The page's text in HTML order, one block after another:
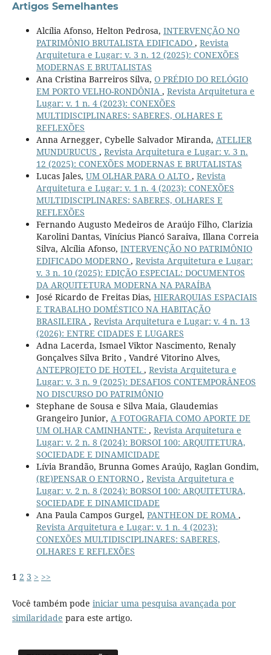
Artigos Semelhantes
Alcília Afonso, Helton Pedrosa, INTERVENÇÃO NO
PATRIMÔNIO BRUTALISTA EDIFICADO , Revista
Arquitetura e Lugar: v. 3 n. 12 (2025): CONEXÕES
MODERNAS E BRUTALISTAS
Ana Cristina Barreiros Silva, O PRÉDIO DO RELÓGIO
EM PORTO VELHO-RONDÔNIA , Revista Arquitetura e
Lugar: v. 1 n. 4 (2023): CONEXÕES
MULTIDISCIPLINARES: SABERES, OLHARES E
REFLEXÕES
Anna Arnegger, Cybelle Salvador Miranda, ATELIER
MUNDURUCUS , Revista Arquitetura e Lugar: v. 3 n.
12 (2025): CONEXÕES MODERNAS E BRUTALISTAS
Lucas Jales, UM OLHAR PARA O ALTO , Revista
Arquitetura e Lugar: v. 1 n. 4 (2023): CONEXÕES
MULTIDISCIPLINARES: SABERES, OLHARES E
REFLEXÕES
Fernando Augusto Medeiros de Araújo Filho, Clarizia
Karolini Dantas, Vinícius Piancó Saraiva, Illana Correia
Silva, Alcília Afonso, INTERVENÇÃO NO PATRIMÔNIO
EDIFICADO MODERNO , Revista Arquitetura e Lugar:
v. 3 n. 10 (2025): EDIÇÃO ESPECIAL: DOCUMENTOS
DA ARQUITETURA MODERNA NA PARAÍBA
José Ricardo de Freitas Dias, HIERARQUIAS ESPACIAIS
E TRABALHO DOMÉSTICO NA HABITAÇÃO
BRASILEIRA , Revista Arquitetura e Lugar: v. 4 n. 13
(2026): ENTRE CIDADES E LUGARES
Adna Lacerda, Ismael Viktor Nascimento, Renaly
Gonçalves Silva Brito , Vandré Vitorino Alves,
ANTEPROJETO DE HOTEL , Revista Arquitetura e
Lugar: v. 3 n. 9 (2025): DESAFIOS CONTEMPORÂNEOS
NO DISCURSO DO PATRIMÔNIO
Stephane de Sousa e Silva Maia, Glaudemias
Grangeiro Junior, A FOTOGRAFIA COMO APORTE DE
UM OLHAR CAMINHANTE: , Revista Arquitetura e
Lugar: v. 2 n. 8 (2024): BORSOI 100: ARQUITETURA,
SOCIEDADE E DINAMICIDADE
Lívia Brandão, Brunna Gomes Araújo, Raglan Gondim,
(RE)PENSAR O ENTORNO , Revista Arquitetura e
Lugar: v. 2 n. 8 (2024): BORSOI 100: ARQUITETURA,
SOCIEDADE E DINAMICIDADE
Ana Paula Campos Gurgel, PANTHEON DE ROMA ,
Revista Arquitetura e Lugar: v. 1 n. 4 (2023):
CONEXÕES MULTIDISCIPLINARES: SABERES,
OLHARES E REFLEXÕES
1 2 3 > >>
Você também pode iniciar uma pesquisa avançada por
similaridade para este artigo.